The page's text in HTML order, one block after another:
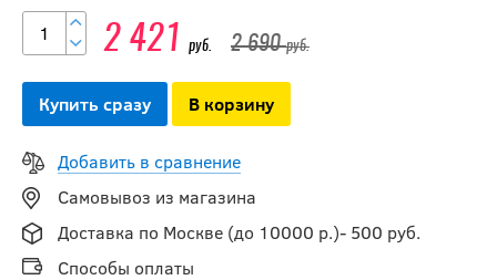
2 421 руб. 2 690руб.
Купить сразу В корзину
Добавить в сравнение
Самовывоз из магазина
Доставка по Москве (до 10000 р.)- 500 руб.
Способы оплаты
2 350
-10 %